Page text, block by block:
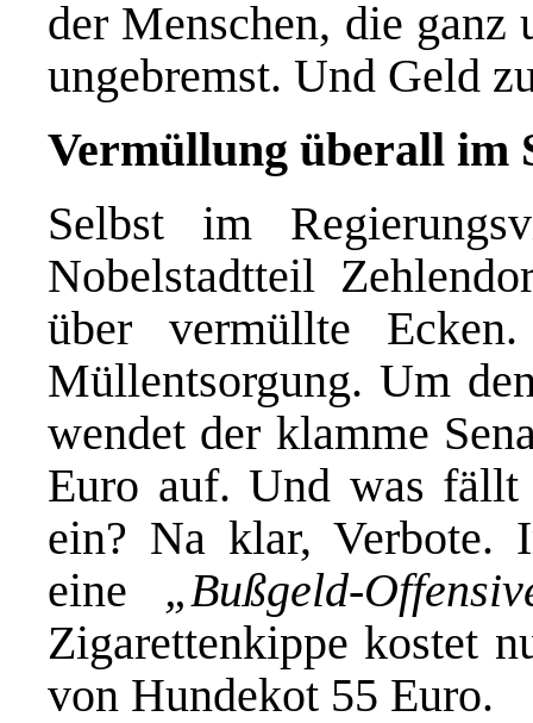
der Menschen, die ganz
ungebremst. Und Geld
Vermüllung überall im
Selbst im
Nobelstadtteil
über vermüllte
Müllentsorgung. Um
wendet der klamme
Euro auf. Und was
ein? Na klar, Verbote.
eine „Bußgeld-
Zigarettenkippe kostet
von Hundekot 55 Euro.